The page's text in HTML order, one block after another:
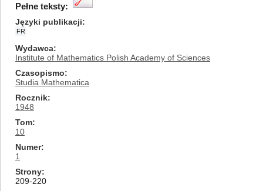
Pełne teksty:
Języki publikacji
FR
Wydawca
Institute of Mathematics Polish Academy of Sciences
Czasopismo
Studia Mathematica
Rocznik
1948
Tom
10
Numer
1
Strony
209-220